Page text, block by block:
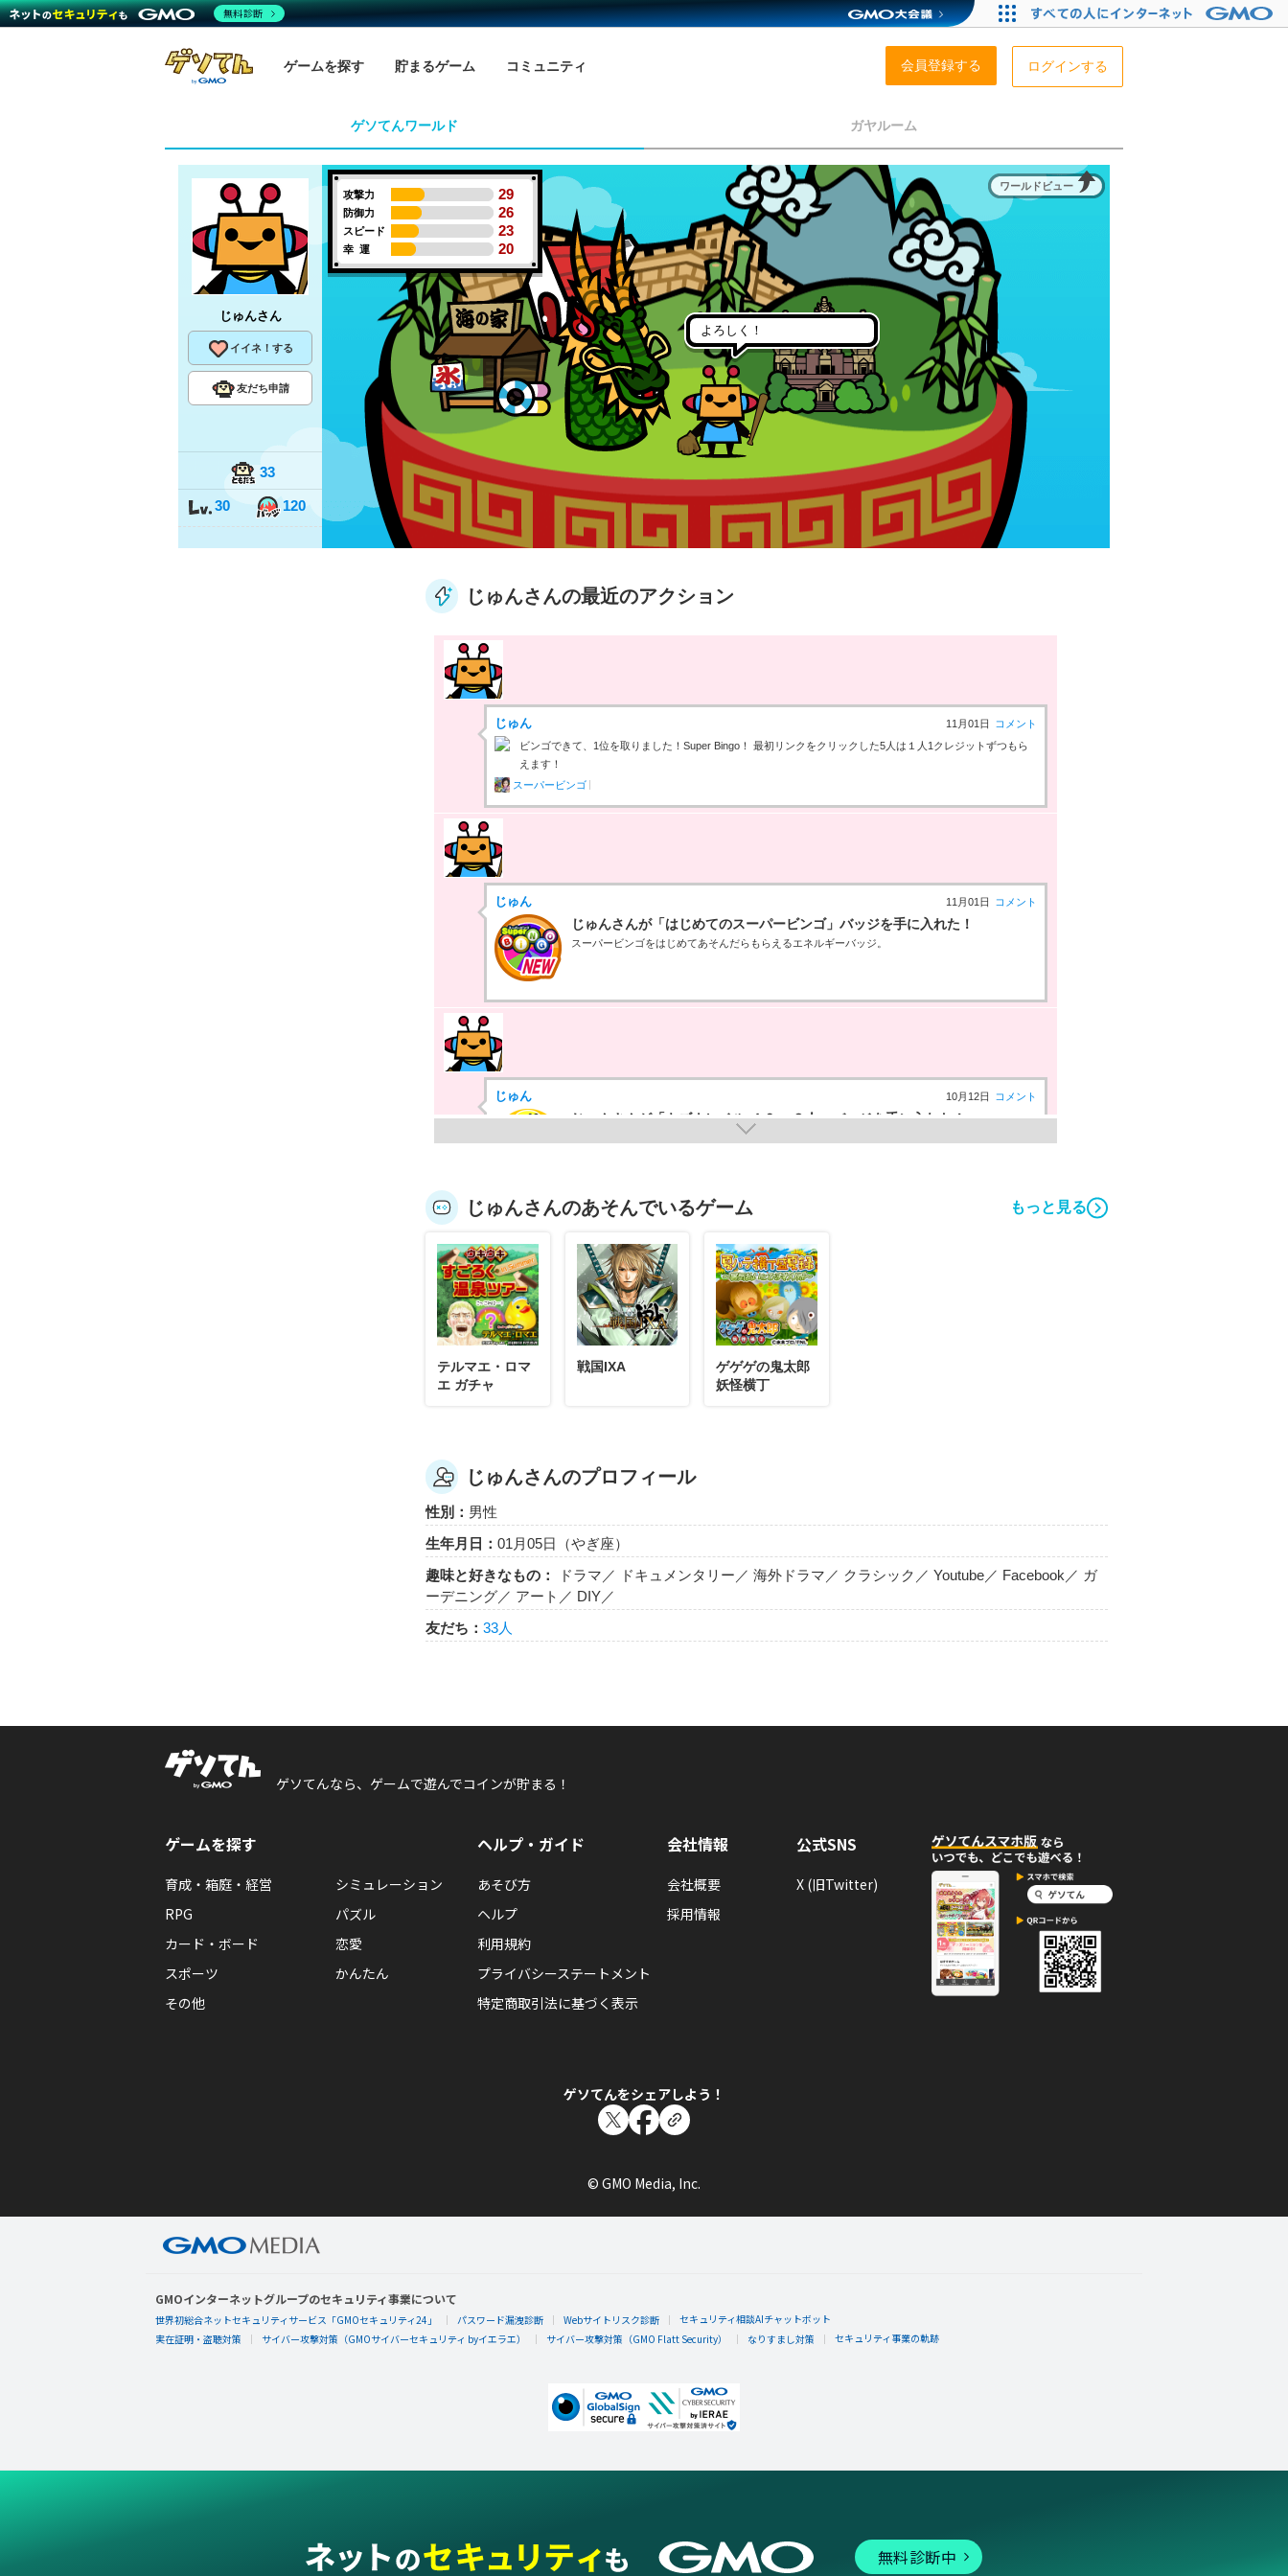
ゲームを探す 貯まるゲーム コミュニティ 会員登録する ログインする
ゲソてんワールド ガヤルーム
じゅんさん
イイネ！する
友だち申請
33
30 120
ワールドビュー
攻撃力 29
防御力 26
スピード 23
幸 運 20
よろしく！
じゅんさんの最近のアクション
じゅん 11月01日
コメント
ビンゴできて、1位を取りました！Super Bingo！ 最初リンクをクリックした5人は１人1クレジットずつもら
えます！
スーパービンゴ
じゅん 11月01日 コメント
じゅんさんが「はじめてのスーパービンゴ」バッジを手に入れた！
スーパービンゴをはじめてあそんだらもらえるエネルギーバッジ。
じゅん 10月12日 コメント
じゅんさんが「キズナレベル ４０ × ３人」バッジを手に入れた！
キズナLV40以上のともだちを3人作るともらえるエネルギーバッジ。
じゅん
じゅんさんが「ソリティアタイム7分」バッジを手に入れた！
ソリティアのベストタイム7分以下達成でもらえるエネルギーバッジ。
じゅん
四神演武を10回あそんだらもらえるエネルギーバッジ。
07月01日 コメント
じゅんさんが何か隠しバッジを手に入れたらしい！
隠しバッジ！獲得条件はヒミツ。
じゅんさんが「スターを１０回使った」バッジを手に入れた！
スターを10回使ったらもらえるエネルギーバッジ。
じゅんさんのあそんでいるゲーム もっと見る
テルマエ・ロマ
エ ガチャ
戦国IXA
ゲゲゲの鬼太郎
妖怪横丁
じゅんさんのプロフィール
性別： 男性
生年月日： 01月05日（やぎ座）
趣味と好きなもの：
ドラマ／ ドキュメンタリー／ 海外ドラマ／ クラシック／ Youtube／ Facebook／ ガ
ーデニング／ アート／ DIY／
友だち： 33人
ゲソてんなら、ゲームで遊んでコインが貯まる！
ゲームを探す
育成・箱庭・経営
シミュレーション
RPG
パズル
カード・ボード
恋愛
スポーツ
かんたん
その他
ヘルプ・ガイド
あそび方
ヘルプ
利用規約
プライバシーステートメント
特定商取引法に基づく表示
会社情報
会社概要
採用情報
公式SNS
X (旧Twitter)
ゲソてんをシェアしよう！
© GMO Media, Inc.
GMOインターネットグループのセキュリティ事業について
世界初総合ネットセキュリティサービス「GMOセキュリティ24」 パスワード漏洩診断 Webサイトリスク診断
セキュリティ相談AIチャットボット
実在証明・盗聴対策
サイバー攻撃対策（GMOサイバーセキュリティ byイエラエ） サイバー攻撃対策（GMO Flatt Security） なりすまし対策 セキュリティ事業の軌跡
無料診断中
無料診断